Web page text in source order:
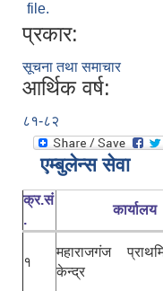
file.
प्रकार:
सूचना तथा समाचार
आर्थिक वर्ष:
८१-८२
एम्बुलेन्स सेवा
क्र.सं
.
कार्यालय
१
महाराजगंज
केन्द्र